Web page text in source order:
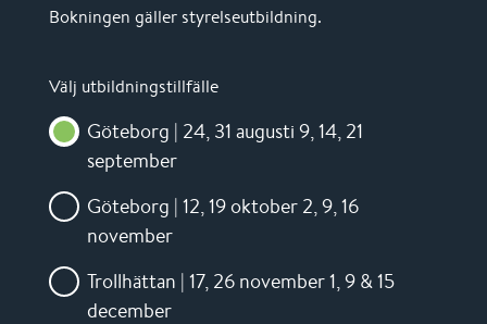
Bokningen gäller styrelseutbildning.
Välj utbildningstillfälle
Göteborg | 24, 31 augusti 9, 14, 21
september
Göteborg | 12, 19 oktober 2, 9, 16
november
Trollhättan | 17, 26 november 1, 9 & 15
december